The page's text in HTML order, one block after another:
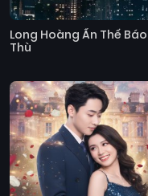
Long Hoàng Ẩn Thế Báo
Thù